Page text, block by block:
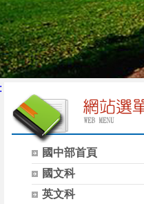
國中部首頁
國文科
英文科